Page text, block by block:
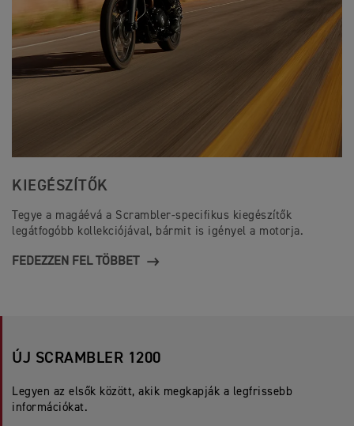
KIEGÉSZÍTŐK
Tegye a magáévá a Scrambler-specifikus kiegészítők
legátfogóbb kollekciójával, bármit is igényel a motorja.
FEDEZZEN FEL TÖBBET
ÚJ SCRAMBLER 1200
Legyen az elsők között, akik megkapják a legfrissebb
információkat.